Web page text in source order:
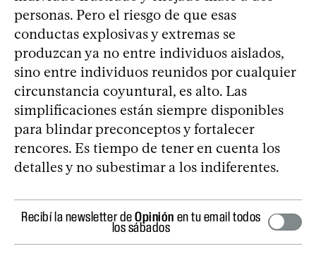
personas. Pero el riesgo de que esas
conductas explosivas y extremas se
produzcan ya no entre individuos aislados,
sino entre individuos reunidos por cualquier
circunstancia coyuntural, es alto. Las
simplificaciones están siempre disponibles
para blindar preconceptos y fortalecer
rencores. Es tiempo de tener en cuenta los
detalles y no subestimar a los indiferentes.
Recibí la newsletter deOpinión en tu email todos
los sábados